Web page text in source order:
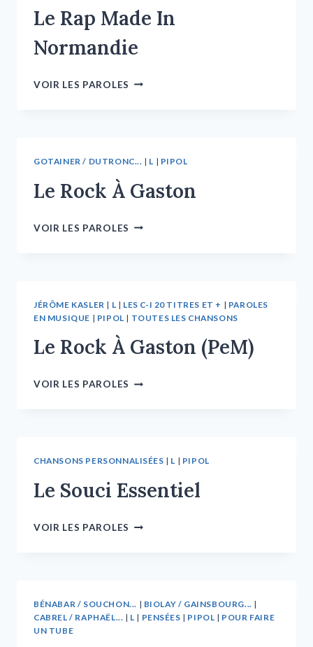
Le Rap Made In
Normandie
VOIR LES PAROLES
GOTAINER / DUTRONC... | L | PIPOL
Le Rock À Gaston
VOIR LES PAROLES
JÉRÔME KASLER | L | LES C-I 20 TITRES ET + | PAROLES
EN MUSIQUE | PIPOL | TOUTES LES CHANSONS
Le Rock À Gaston (PeM)
VOIR LES PAROLES
CHANSONS PERSONNALISÉES | L | PIPOL
Le Souci Essentiel
VOIR LES PAROLES
BÉNABAR / SOUCHON... | BIOLAY / GAINSBOURG... |
CABREL / RAPHAËL... | L | PENSÉES | PIPOL | POUR FAIRE
UN TUBE